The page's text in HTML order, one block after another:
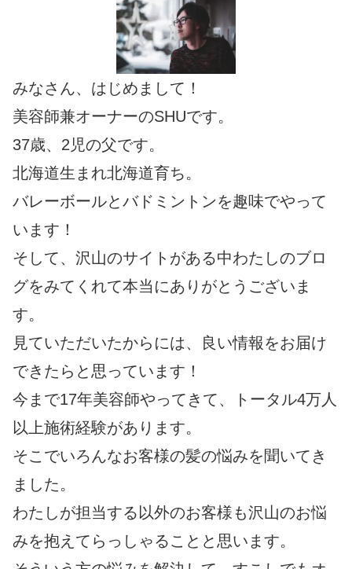
みなさん、はじめまして！
美容師兼オーナーのSHUです。
37歳、2児の父です。
北海道生まれ北海道育ち。
バレーボールとバドミントンを趣味でやって
います！
そして、沢山のサイトがある中わたしのブロ
グをみてくれて本当にありがとうございま
す。
見ていただいたからには、良い情報をお届け
できたらと思っています！
今まで17年美容師やってきて、トータル4万人
以上施術経験があります。
そこでいろんなお客様の髪の悩みを聞いてき
ました。
わたしが担当する以外のお客様も沢山のお悩
みを抱えてらっしゃることと思います。